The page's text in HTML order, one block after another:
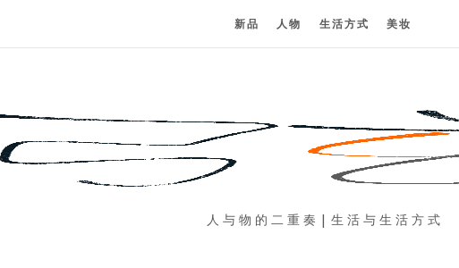
新品 人物 生活方式 美妆
人 与 物 的 二 重 奏 | 生 活 与 生 活 方 式